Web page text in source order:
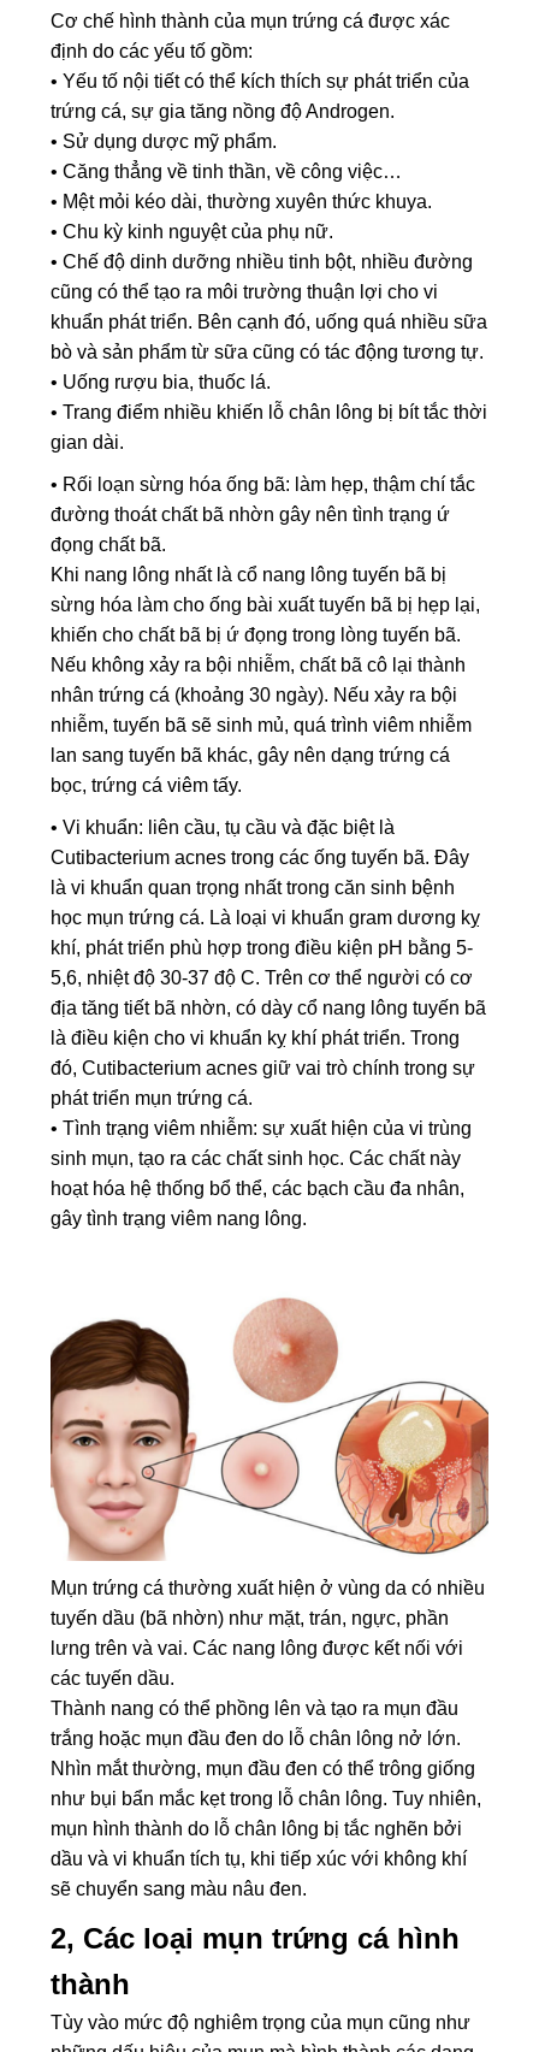
Cơ chế hình thành của mụn trứng cá được xác
định do các yếu tố gồm:
• Yếu tố nội tiết có thể kích thích sự phát triển của
trứng cá, sự gia tăng nồng độ Androgen.
• Sử dụng dược mỹ phẩm.
• Căng thẳng về tinh thần, về công việc…
• Mệt mỏi kéo dài, thường xuyên thức khuya.
• Chu kỳ kinh nguyệt của phụ nữ.
• Chế độ dinh dưỡng nhiều tinh bột, nhiều đường
cũng có thể tạo ra môi trường thuận lợi cho vi
khuẩn phát triển. Bên cạnh đó, uống quá nhiều sữa
bò và sản phẩm từ sữa cũng có tác động tương tự.
• Uống rượu bia, thuốc lá.
• Trang điểm nhiều khiến lỗ chân lông bị bít tắc thời
gian dài.
• Rối loạn sừng hóa ống bã: làm hẹp, thậm chí tắc
đường thoát chất bã nhờn gây nên tình trạng ứ
đọng chất bã.
Khi nang lông nhất là cổ nang lông tuyến bã bị
sừng hóa làm cho ống bài xuất tuyến bã bị hẹp lại,
khiến cho chất bã bị ứ đọng trong lòng tuyến bã.
Nếu không xảy ra bội nhiễm, chất bã cô lại thành
nhân trứng cá (khoảng 30 ngày). Nếu xảy ra bội
nhiễm, tuyến bã sẽ sinh mủ, quá trình viêm nhiễm
lan sang tuyến bã khác, gây nên dạng trứng cá
bọc, trứng cá viêm tấy.
• Vi khuẩn: liên cầu, tụ cầu và đặc biệt là
Cutibacterium acnes trong các ống tuyến bã. Đây
là vi khuẩn quan trọng nhất trong căn sinh bệnh
học mụn trứng cá. Là loại vi khuẩn gram dương kỵ
khí, phát triển phù hợp trong điều kiện pH bằng 5-
5,6, nhiệt độ 30-37 độ C. Trên cơ thể người có cơ
địa tăng tiết bã nhờn, có dày cổ nang lông tuyến bã
là điều kiện cho vi khuẩn kỵ khí phát triển. Trong
đó, Cutibacterium acnes giữ vai trò chính trong sự
phát triển mụn trứng cá.
• Tình trạng viêm nhiễm: sự xuất hiện của vi trùng
sinh mụn, tạo ra các chất sinh học. Các chất này
hoạt hóa hệ thống bổ thể, các bạch cầu đa nhân,
gây tình trạng viêm nang lông.
Mụn trứng cá thường xuất hiện ở vùng da có nhiều
tuyến dầu (bã nhờn) như mặt, trán, ngực, phần
lưng trên và vai. Các nang lông được kết nối với
các tuyến dầu.
Thành nang có thể phồng lên và tạo ra mụn đầu
trắng hoặc mụn đầu đen do lỗ chân lông nở lớn.
Nhìn mắt thường, mụn đầu đen có thể trông giống
như bụi bẩn mắc kẹt trong lỗ chân lông. Tuy nhiên,
mụn hình thành do lỗ chân lông bị tắc nghẽn bởi
dầu và vi khuẩn tích tụ, khi tiếp xúc với không khí
sẽ chuyển sang màu nâu đen.
2, Các loại mụn trứng cá hình
thành
Tùy vào mức độ nghiêm trọng của mụn cũng như